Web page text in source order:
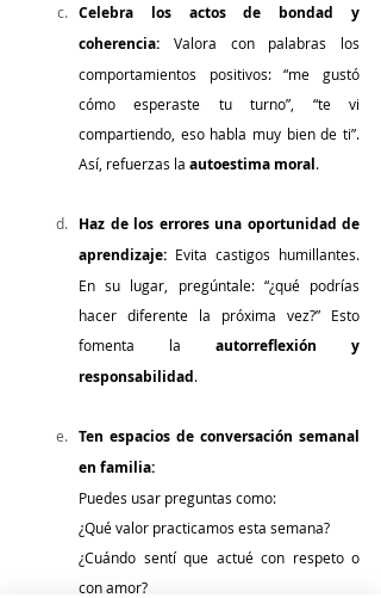
Celebra los actos de bondad y
coherencia: Valora con palabras los
comportamientos positivos: “me gustó
cómo esperaste tu turno”, “te vi
compartiendo, eso habla muy bien de ti”.
Así, refuerzas la autoestima moral.
Haz de los errores una oportunidad de
aprendizaje: Evita castigos humillantes.
En su lugar, pregúntale: “¿qué podrías
hacer diferente la próxima vez?” Esto
fomenta la autorreflexión y
responsabilidad.
Ten espacios de conversación semanal
en familia:
Puedes usar preguntas como:
¿Qué valor practicamos esta semana?
¿Cuándo sentí que actué con respeto o
con amor?